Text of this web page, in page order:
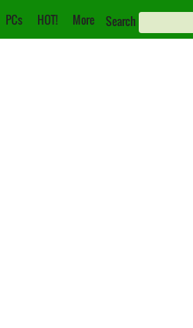
PCs HOT! More Search